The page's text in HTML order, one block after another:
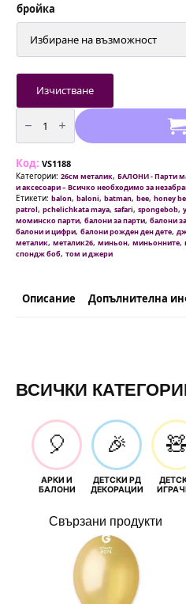
1,79 €
/
3,50 лв.
through
7,62 €
/
14,90 лв.
бройка
Изчистване
количество
за
Балони
металик
-
26
см
пакети
от
10
|
50
и
100
Код: VS1188
Категории: 26см металик, БАЛОНИ - Парти
и аксесоари – Всичко необходимо за
Етикети: balon, baloni, batman, bee, honey
patrol, pchelichkata maya, safari, spongebob,
моминско парти, балони за парти, балони
балони и цифри, балони рожден ден дете,
металик, металик26, миньон, миньонните,
спондж боб, том и джери
Описание Допълнителна
ВСИЧКИ
🎈
АРКИ И
БАЛОНИ
🎉
ДЕТСКИ РД
ДЕКОРАЦИИ
🧸
Свързани продукти